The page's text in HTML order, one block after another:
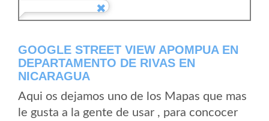
GOOGLE STREET VIEW APOMPUA EN
DEPARTAMENTO DE RIVAS EN
NICARAGUA
Aqui os dejamos uno de los Mapas que mas
le gusta a la gente de usar , para concocer